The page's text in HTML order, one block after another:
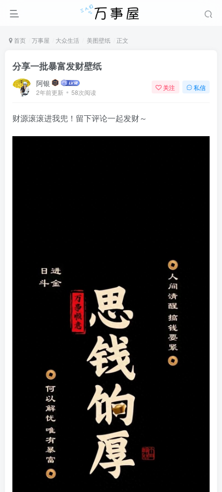
首页 万事屋 大众生活 美图壁纸 正文
分享一批暴富发财壁纸
阿银
2年前更新 58次阅读
关注 私信
财源滚滚进我兜！留下评论一起发财～